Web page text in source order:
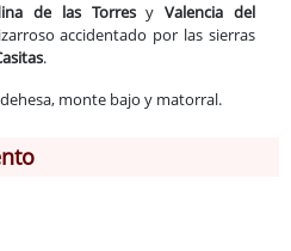
de las TorresyValencia del
accidentado por las sierras
.
monte bajo y matorral.